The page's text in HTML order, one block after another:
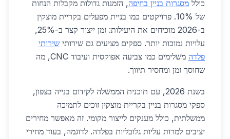
כולל מסגרות בניין בחיפה, הזמנות גדולות מקבלות הנחות
של 10%. פרויקטים כמו בניית מפעלים בקריית מוצקין
ב-2026 מוכיחים את היעילות: זמן ייצור קצר ב-25%,
עלויות נמוכות יותר. ספקים מציעים גם שירותי שירותי
פלדה
משלימים כמו צביעה אפוקסית ועיבוד CNC, מה
שחוסך זמן ומחסיר תיווך.
בשנת 2026, עם תוכנית הממשלה לקידום בנייה בצפון,
ספקי מסגרות בניין בקריית מוצקין זוכים לתמיכה
ממשלתית, כולל מענקים לייצור מקומי. זה מאפשר מחירים
יציבים למרות עליות גלובליות בפלדה. לדוגמה, בעוד מחירי